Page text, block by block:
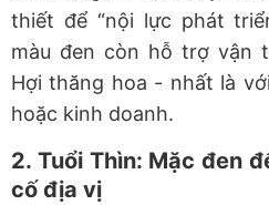
thiết để “nội lực phát
màu đen còn hỗ trợ vận
Hợi thăng hoa - nhất là
hoặc kinh doanh.
2. Tuổi Thìn: Mặc đen
cố địa vị